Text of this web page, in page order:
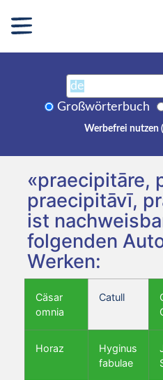
Großwörterbuch
Werbefrei nutzen
«praecipitāre,
praecipitāvī,
ist
folgenden
Werken:
Cäsar
omnia
Catull
Horaz
Hyginus
fabulae